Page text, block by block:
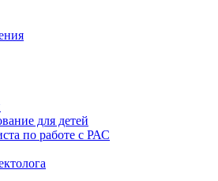
для детей
по работе с РАС